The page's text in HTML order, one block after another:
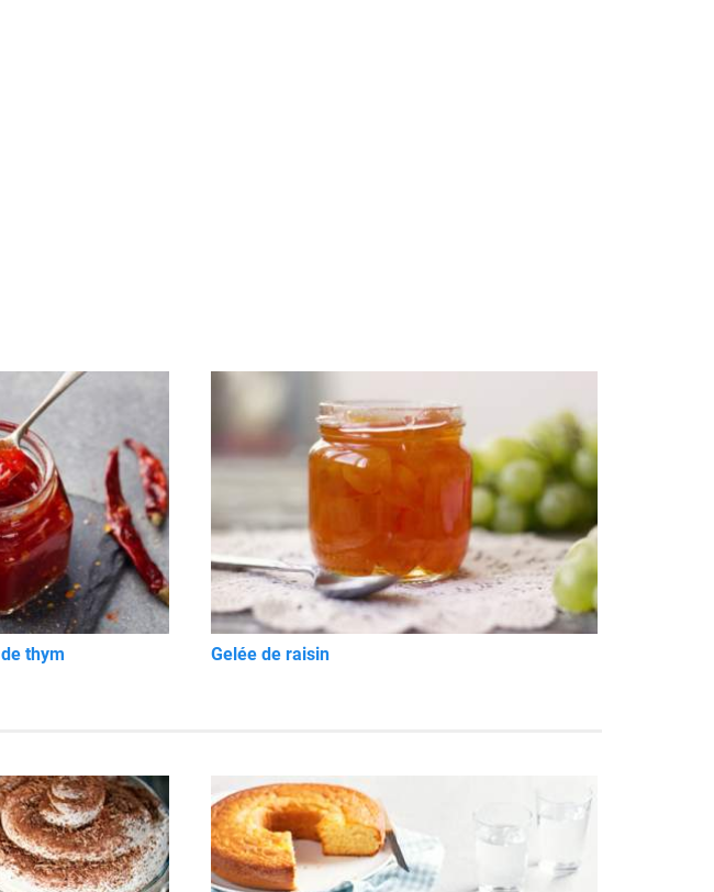
thym Gelée de raisin